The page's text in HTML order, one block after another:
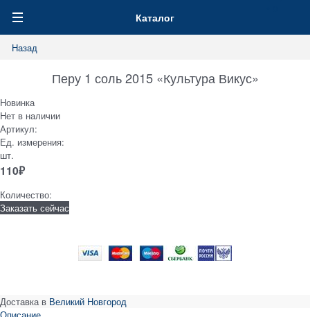
Каталог
Назад
Перу 1 соль 2015 «Культура Викус»
Новинка
Нет в наличии
Артикул:
Ед. измерения:
шт.
110₽
Количество:
Заказать сейчас
Доставка в Великий Новгород